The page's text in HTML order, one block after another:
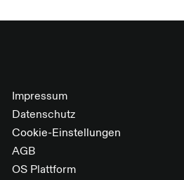
Impressum
Datenschutz
Cookie-Einstellungen
AGB
OS Plattform